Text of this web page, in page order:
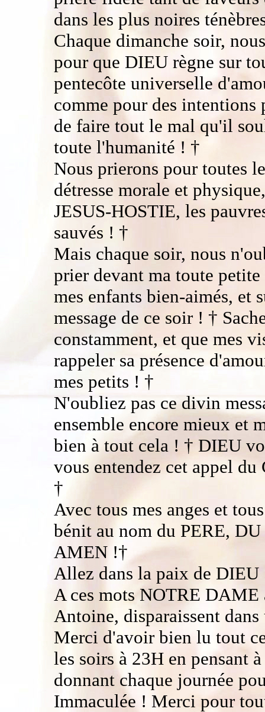
dans les plus noires
Chaque dimanche soir,
pour que DIEU règne sur
pentecôte universelle
comme pour des intentions
de faire tout le mal qu'il
toute l'humanité ! †
Nous prierons pour toutes
détresse morale et
JESUS-HOSTIE, les
sauvés ! †
Mais chaque soir, nous
prier devant ma toute
mes enfants bien-aimés, et
message de ce soir ! †
constamment, et que mes
rappeler sa présence
mes petits ! †
N'oubliez pas ce divin
ensemble encore mieux et
bien à tout cela ! † DIEU
vous entendez cet appel
†
Avec tous mes anges et
bénit au nom du PERE,
AMEN !†
Allez dans la paix de
A ces mots NOTRE DAME
Antoine, disparaissent
Merci d'avoir bien lu tout
les soirs à 23H en pensant
donnant chaque journée
Immaculée ! Merci pour